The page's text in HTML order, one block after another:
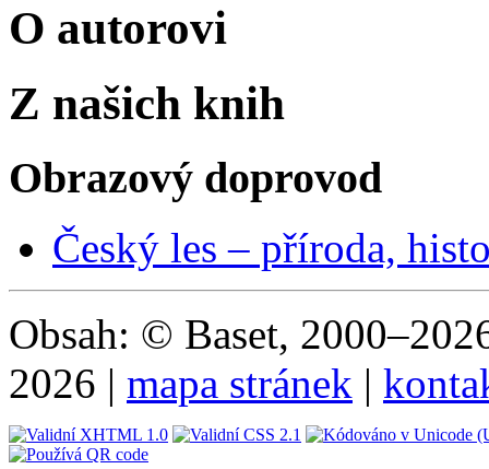
O autorovi
Z našich knih
Obrazový doprovod
Český les – příroda,
Obsah: © Baset,
2026 | mapa stránek |